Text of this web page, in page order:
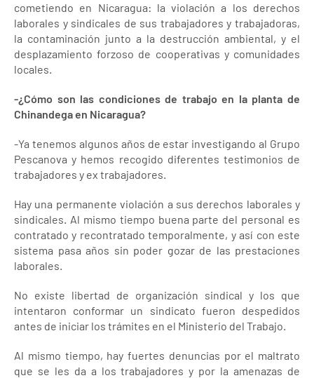
cometiendo en Nicaragua: la violación a los derechos
laborales y sindicales de sus trabajadores y trabajadoras,
la contaminación junto a la destrucción ambiental, y el
desplazamiento forzoso de cooperativas y comunidades
locales.
-¿Cómo son las condiciones de trabajo en la planta de
Chinandega en Nicaragua?
-Ya tenemos algunos años de estar investigando al Grupo
Pescanova y hemos recogido diferentes testimonios de
trabajadores y ex trabajadores.
Hay una permanente violación a sus derechos laborales y
sindicales. Al mismo tiempo buena parte del personal es
contratado y recontratado temporalmente, y así con este
sistema pasa años sin poder gozar de las prestaciones
laborales.
No existe libertad de organización sindical y los que
intentaron conformar un sindicato fueron despedidos
antes de iniciar los trámites en el Ministerio del Trabajo.
Al mismo tiempo, hay fuertes denuncias por el maltrato
que se les da a los trabajadores y por la amenazas de